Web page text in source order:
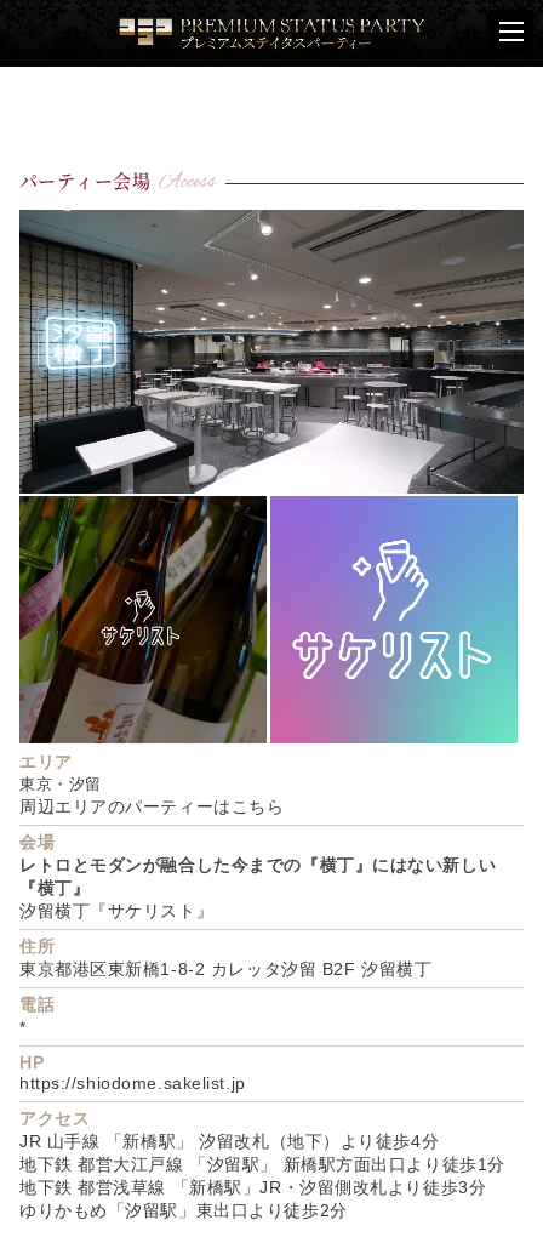
パーティー会場
エリア
東京・汐留
周辺エリアのパーティーはこちら
会場
レトロとモダンが融合した今までの『横丁』にはない新しい
『横丁』
汐留横丁『サケリスト』
住所
東京都港区東新橋1-8-2 カレッタ汐留 B2F 汐留横丁
電話
*
HP
https://shiodome.sakelist.jp
アクセス
JR 山手線 「新橋駅」 汐留改札（地下）より徒歩4分
地下鉄 都営大江戸線 「汐留駅」 新橋駅方面出口より徒歩1分
地下鉄 都営浅草線 「新橋駅」JR・汐留側改札より徒歩3分
ゆりかもめ「汐留駅」東出口より徒歩2分